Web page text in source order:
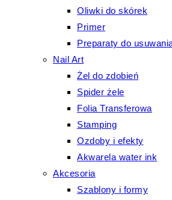
Oliwki do skórek
Primer
Preparaty do
Nail Art
Żel do zdobień
Spider żele
Folia Transferowa
Stamping
Ozdoby i efekty
Akwarela water ink
Akcesoria
Szablony i formy